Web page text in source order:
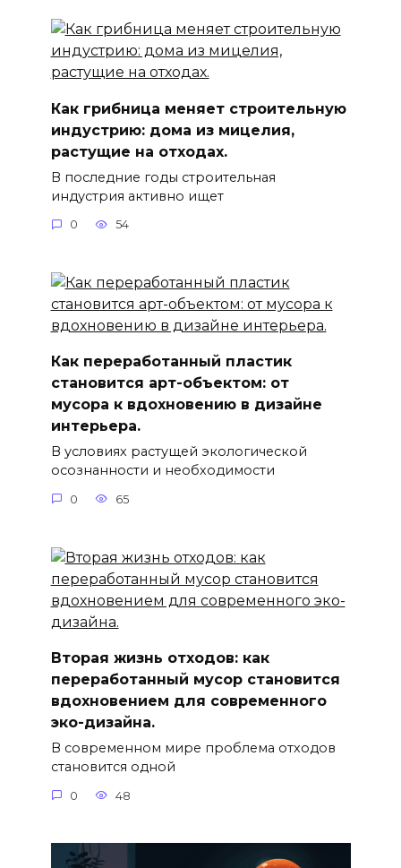
Как грибница меняет строительную
индустрию: дома из мицелия,
растущие на отходах.
В последние годы строительная
индустрия активно ищет
0 54
Как переработанный пластик
становится арт-объектом: от
мусора к вдохновению в дизайне
интерьера.
В условиях растущей экологической
осознанности и необходимости
0 65
Вторая жизнь отходов: как
переработанный мусор становится
вдохновением для современного
эко-дизайна.
В современном мире проблема отходов
становится одной
0 48